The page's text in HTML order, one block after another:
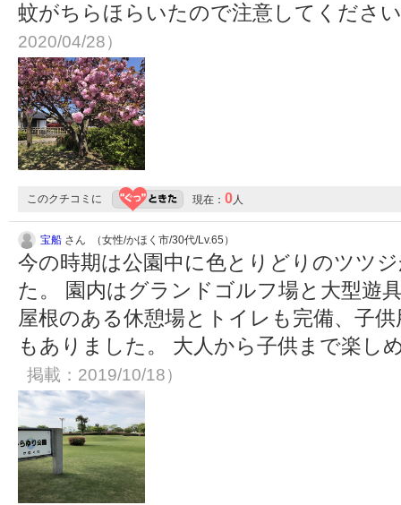
蚊がちらほらいたので注意してくださ
2020/04/28）
このクチコミに 現在： 0人
宝船 さん （女性/かほく市/30代/Lv.65）
今の時期は公園中に色とりどりのツツ
た。 園内はグランドゴルフ場と大型遊
屋根のある休憩場とトイレも完備、子
もありました。 大人から子供まで楽し
掲載：2019/10/18）